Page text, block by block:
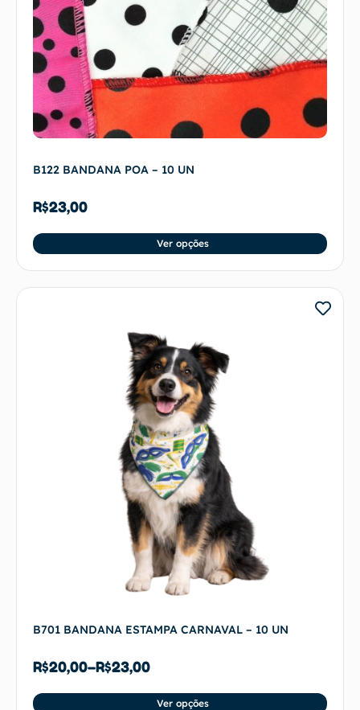
B122 BANDANA POA – 10 UN
R$23,00
Ver opções
B701 BANDANA ESTAMPA CARNAVAL – 10 UN
R$20,00–R$23,00
Ver opções